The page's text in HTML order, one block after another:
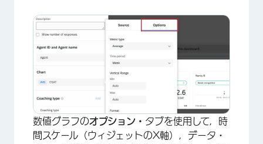
×
数値グラフのオプション・ タブを使用して，時
間スケール（ウィジェットのX軸），データ・